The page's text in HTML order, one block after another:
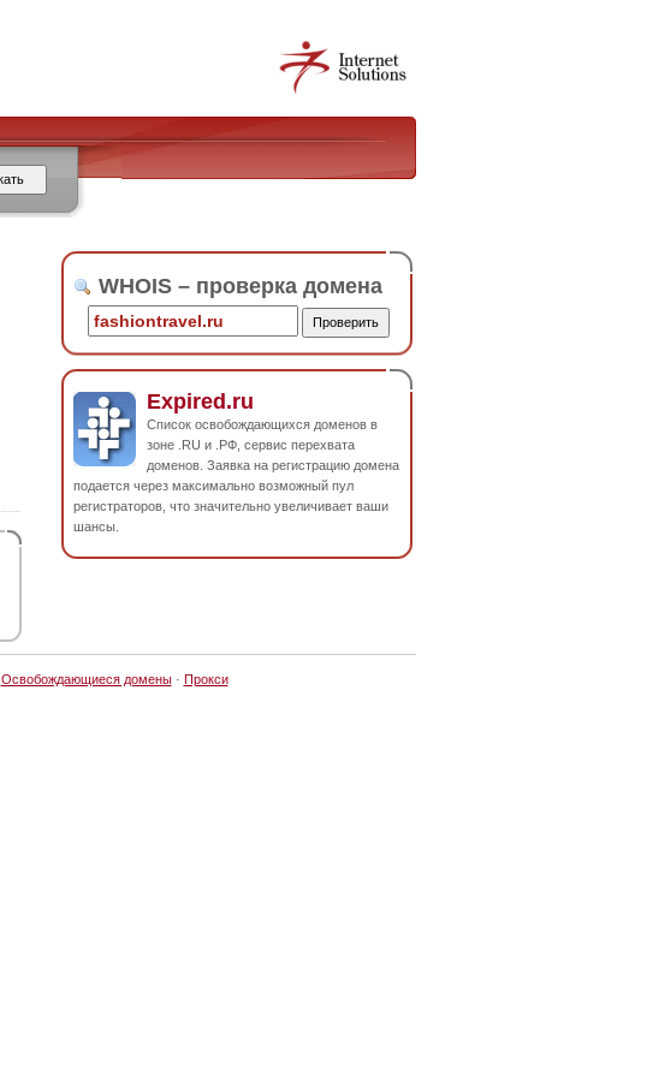
WHOIS – проверка домена
Expired.ru
Список освобождающихся доменов в
зоне .RU и .РФ, сервис перехвата
доменов. Заявка на регистрацию домена
подается через максимально возможный пул
регистраторов, что значительно увеличивает ваши
шансы.
Освобождающиеся домены· Прокси